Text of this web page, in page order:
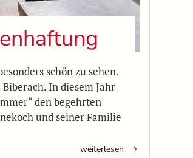
schön zu sehen.
In diesem Jahr
den begehrten
und seiner Familie
weiterlesen